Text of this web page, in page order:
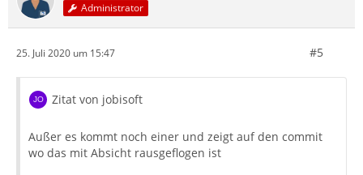
Administrator
25. Juli 2020 um 15:47 #5
Zitat von jobisoft
Außer es kommt noch einer und zeigt auf den commit
wo das mit Absicht rausgeflogen ist